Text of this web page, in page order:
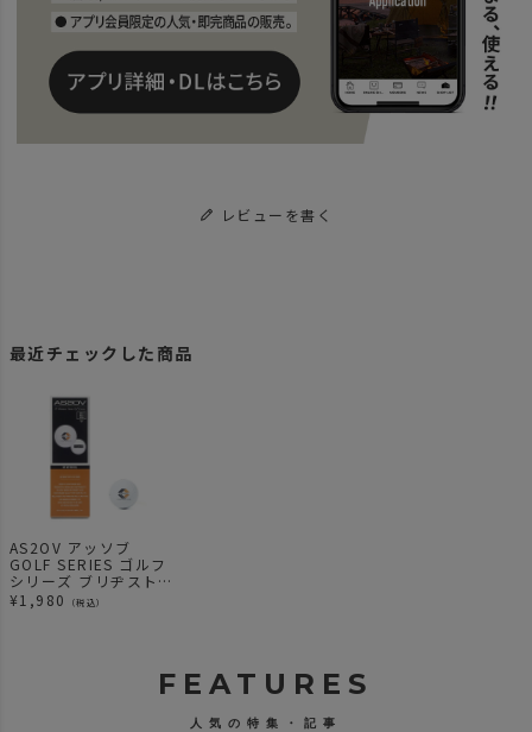
レビューを書く
最近チェックした商品
AS2OV アッソブ
GOLF SERIES ゴルフ
シリーズ ブリヂスト
ン別注 GOLF BALL ゴ
ルフボール
¥1,980 （税込）
FEATURES
人気の特集・記事